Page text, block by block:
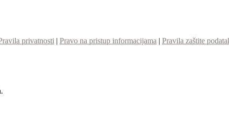
privatnosti | Pravo na pristup informacijama | Pravila zaštite